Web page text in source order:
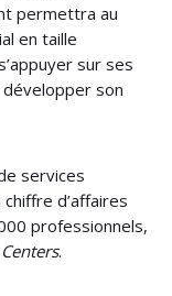
permettra au
en taille
sur ses
son
services
d’affaires
professionnels,
.